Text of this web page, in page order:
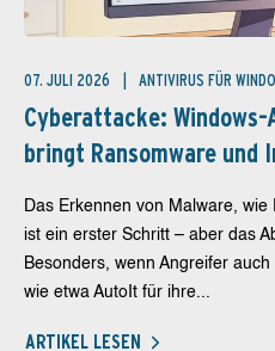
07. JULI 2026 ANTIVIRUS FÜR
Cyberattacke:
bringt Ransomware und
Das Erkennen von Malware,
ist ein erster Schritt – aber das
Besonders, wenn Angreifer
wie etwa AutoIt für ihre...
ARTIKEL LESEN